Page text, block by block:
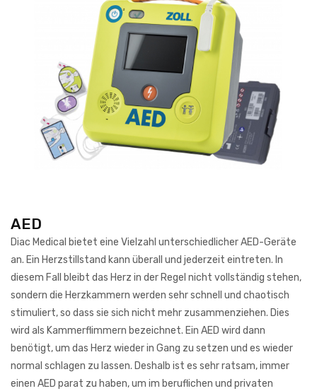
AED
Diac Medical bietet eine Vielzahl unterschiedlicher AED-Geräte
an. Ein Herzstillstand kann überall und jederzeit eintreten. In
diesem Fall bleibt das Herz in der Regel nicht vollständig stehen,
sondern die Herzkammern werden sehr schnell und chaotisch
stimuliert, so dass sie sich nicht mehr zusammenziehen. Dies
wird als Kammerflimmern bezeichnet. Ein AED wird dann
benötigt, um das Herz wieder in Gang zu setzen und es wieder
normal schlagen zu lassen. Deshalb ist es sehr ratsam, immer
einen AED parat zu haben, um im beruflichen und privaten